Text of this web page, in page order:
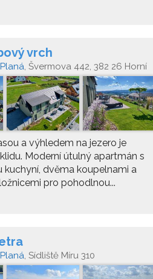
vrch
, Švermova 442, 382 26 Horní
a výhledem na jezero je
Moderní útulný apartmán s
kuchyní, dvěma koupelnami a
pro pohodlnou...
, Sídliště Míru 310